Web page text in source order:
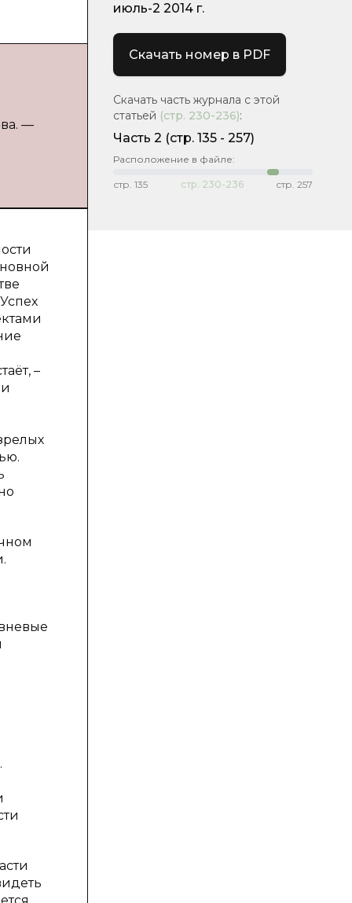
—
–
июль-2 2014 г.
Скачать номер в PDF
Скачать часть журнала с этой
статьей (стр. 230-236):
Часть 2 (cтр. 135 - 257)
Расположение в файле:
стр. 135 стр. 230-236 стр. 257